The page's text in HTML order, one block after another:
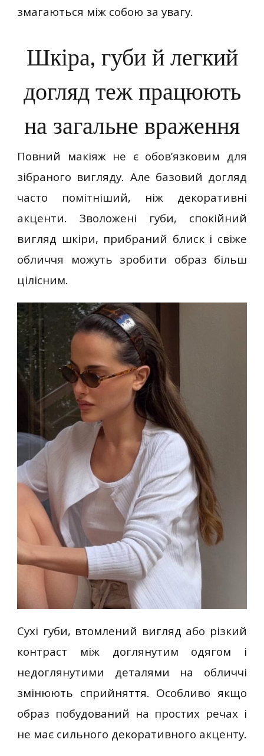
змагаються між собою за увагу.
Шкіра, губи й легкий
догляд теж працюють
на загальне враження
Повний макіяж не є обов’язковим для
зібраного вигляду. Але базовий догляд
часто помітніший, ніж декоративні
акценти. Зволожені губи, спокійний
вигляд шкіри, прибраний блиск і свіже
обличчя можуть зробити образ більш
цілісним.
Сухі губи, втомлений вигляд або різкий
контраст між доглянутим одягом і
недоглянутими деталями на обличчі
змінюють сприйняття. Особливо якщо
образ побудований на простих речах і
не має сильного декоративного акценту.